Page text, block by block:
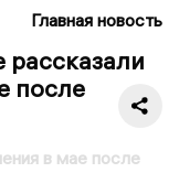
Главная новость
рассказали
после
в мае после